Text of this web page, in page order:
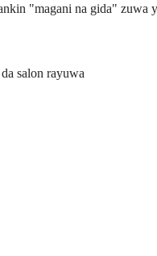
"magani na gida"
salon rayuwa